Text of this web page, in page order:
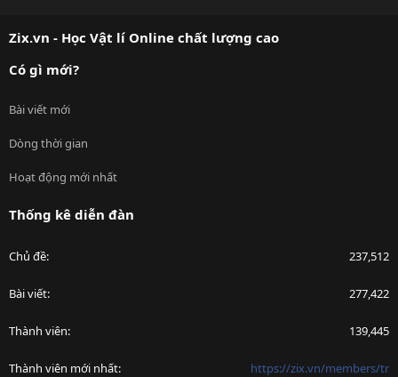
Zix.vn - Học Vật lí Online chất lượng cao
Có gì mới?
Bài viết mới
Dòng thời gian
Hoạt động mới nhất
Thống kê diễn đàn
Chủ đề 237,512
Bài viết 277,422
Thành viên 139,445
Thành viên mới nhất https://zix.vn/members/tr